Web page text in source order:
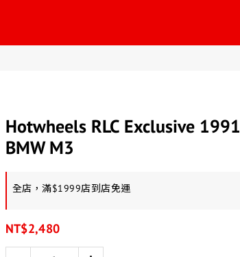
Hotwheels RLC Exclusive 1991
BMW M3
全店，滿$1999店到店免運
NT$2,480